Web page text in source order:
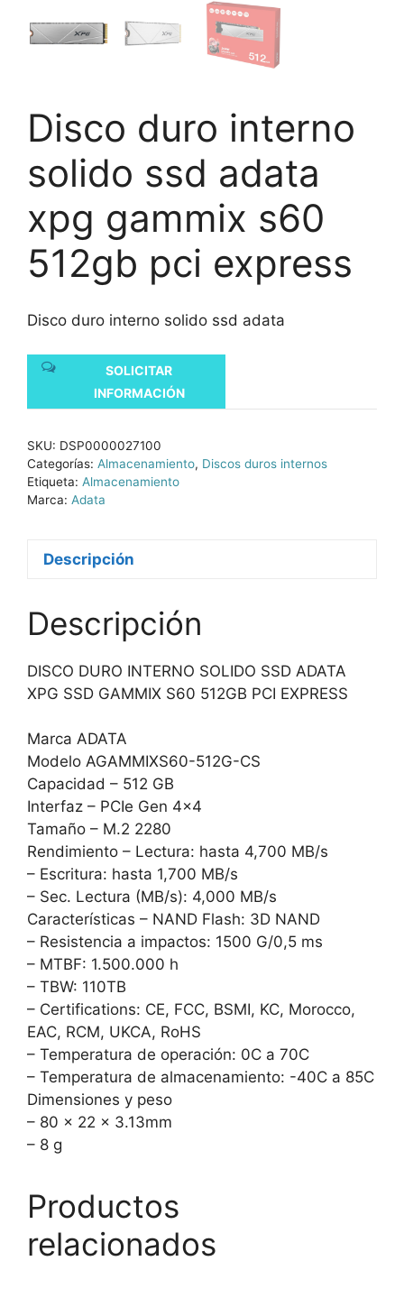
Disco duro interno
solido ssd adata
xpg gammix s60
512gb pci express
Disco duro interno solido ssd adata
SOLICITAR
INFORMACIÓN
SKU: DSP0000027100
Categorías: Almacenamiento, Discos duros internos
Etiqueta: Almacenamiento
Marca: Adata
Descripción
Descripción
DISCO DURO INTERNO SOLIDO SSD ADATA
XPG SSD GAMMIX S60 512GB PCI EXPRESS
Marca ADATA
Modelo AGAMMIXS60-512G-CS
Capacidad – 512 GB
Interfaz – PCIe Gen 4×4
Tamaño – M.2 2280
Rendimiento – Lectura: hasta 4,700 MB/s
– Escritura: hasta 1,700 MB/s
– Sec. Lectura (MB/s): 4,000 MB/s
Características – NAND Flash: 3D NAND
– Resistencia a impactos: 1500 G/0,5 ms
– MTBF: 1.500.000 h
– TBW: 110TB
– Certifications: CE, FCC, BSMI, KC, Morocco,
EAC, RCM, UKCA, RoHS
– Temperatura de operación: 0C a 70C
– Temperatura de almacenamiento: -40C a 85C
Dimensiones y peso
– 80 x 22 x 3.13mm
– 8 g
Productos
relacionados